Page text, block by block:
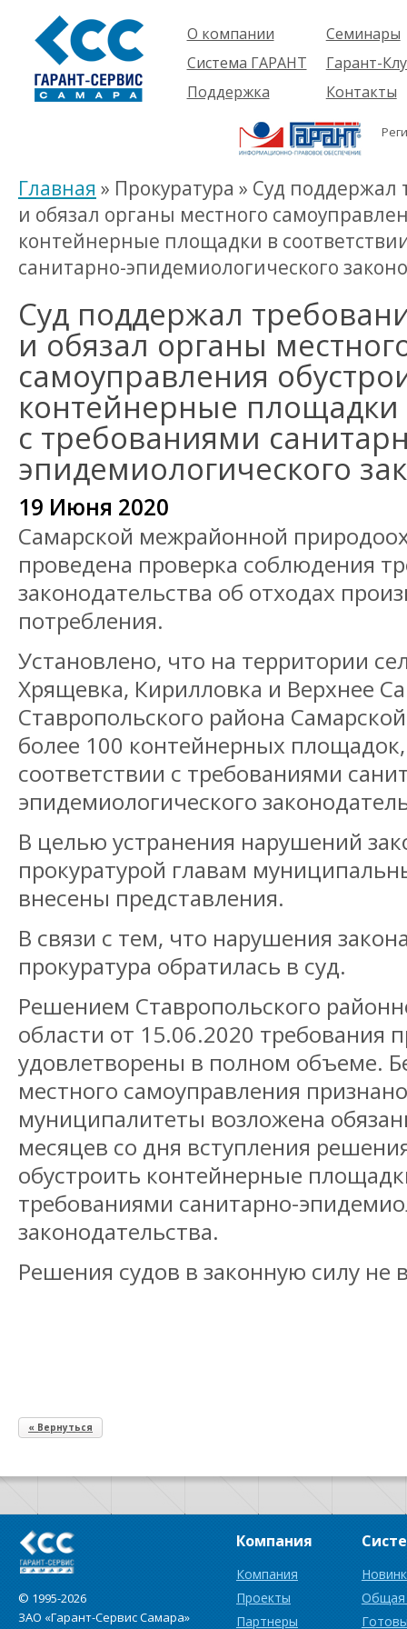
О компании
Компания
Проекты
Партнеры
Вакансии
Реквизиты
Информация
Система ГАРАНТ
О системе
решения
Комплекты
История
Поддержка
Пользователям
Будущим
пользователям
Семинары
Об услуге
семинары
Гарант-
Контакты
Главная » Прокуратура » Суд
и обязал органы местного
контейнерные площадки в
санитарно-эпидемиологического
Суд поддержал
и обязал органы
самоуправления
контейнерные площадки
с требованиями
эпидемиологического
19 Июня 2020
Самарской межрайонной
проведена проверка соблюдения
законодательства об отходах
потребления.
Установлено, что на территории
Хрящевка, Кирилловка и Верхнее
Ставропольского района
более 100 контейнерных
соответствии с требованиями
эпидемиологического
В целью устранения нарушений
прокуратурой главам
внесены представления.
В связи с тем, что нарушения
прокуратура обратилась в суд.
Решением Ставропольского
области от 15.06.2020 требования
удовлетворены в полном объеме.
местного самоуправления
муниципалитеты возложена
месяцев со дня вступления
обустроить контейнерные
требованиями санитарно-
законодательства.
Решения судов в законную силу не
« Вернуться
© 1995-2026
ЗАО «Гарант-Сервис Самара»
Компания
Компания
Проекты
Партнеры
Общая